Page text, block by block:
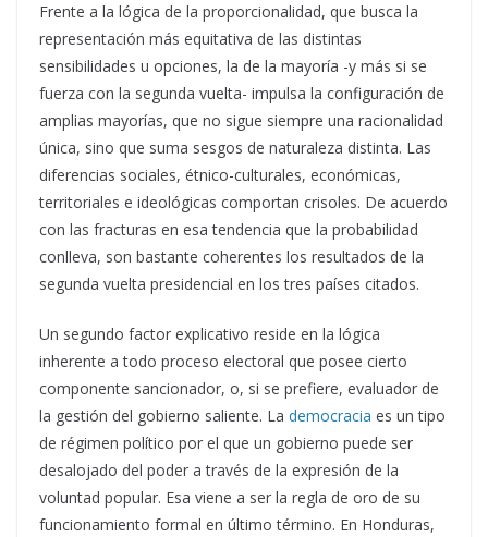
Frente a la lógica de la proporcionalidad, que busca la
representación más equitativa de las distintas
sensibilidades u opciones, la de la mayoría -y más si se
fuerza con la segunda vuelta- impulsa la configuración de
amplias mayorías, que no sigue siempre una racionalidad
única, sino que suma sesgos de naturaleza distinta. Las
diferencias sociales, étnico-culturales, económicas,
territoriales e ideológicas comportan crisoles. De acuerdo
con las fracturas en esa tendencia que la probabilidad
conlleva, son bastante coherentes los resultados de la
segunda vuelta presidencial en los tres países citados.
Un segundo factor explicativo reside en la lógica
inherente a todo proceso electoral que posee cierto
componente sancionador, o, si se prefiere, evaluador de
la gestión del gobierno saliente. La democracia es un tipo
de régimen político por el que un gobierno puede ser
desalojado del poder a través de la expresión de la
voluntad popular. Esa viene a ser la regla de oro de su
funcionamiento formal en último término. En Honduras,